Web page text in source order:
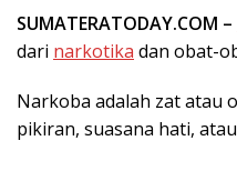
SUMATERATODAY.COM –
dari narkotika dan obat-
Narkoba adalah zat atau
pikiran, suasana hati,